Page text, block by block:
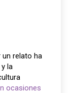
la
ocasiones